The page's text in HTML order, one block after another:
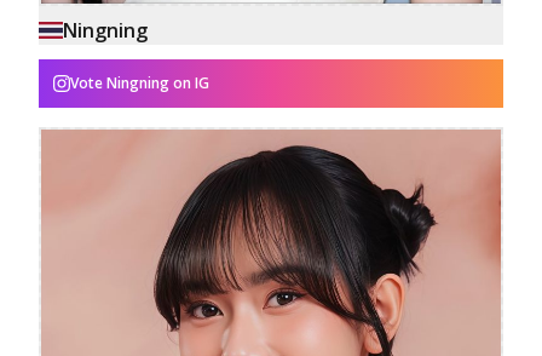
Ningning
VoteNingningon IG